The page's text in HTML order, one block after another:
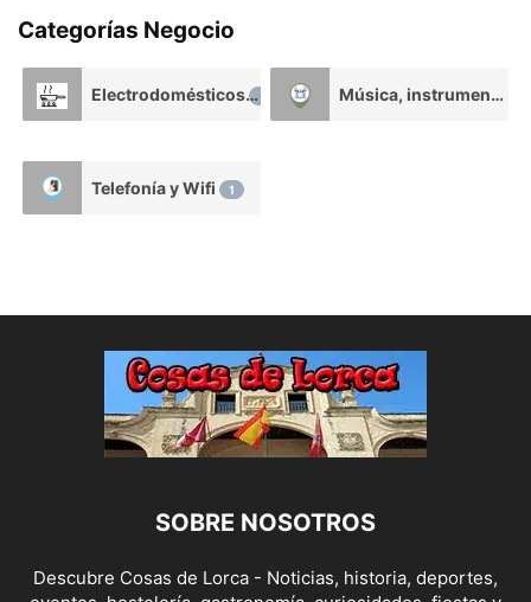
968473558 #HosteleriadeLorca ❤️
Categorías Negocio
Electrodomésticos Música, instrumentos, estudios profesionales
Telefonía y Wifi 1
SOBRE NOSOTROS
Descubre Cosas de Lorca - Noticias, historia, deportes,